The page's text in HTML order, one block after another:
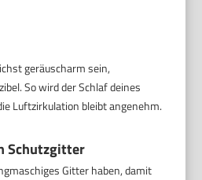
geräuscharm sein,
So wird der Schlaf deines
Luftzirkulation bleibt angenehm.
Schutzgitter
Gitter haben, damit